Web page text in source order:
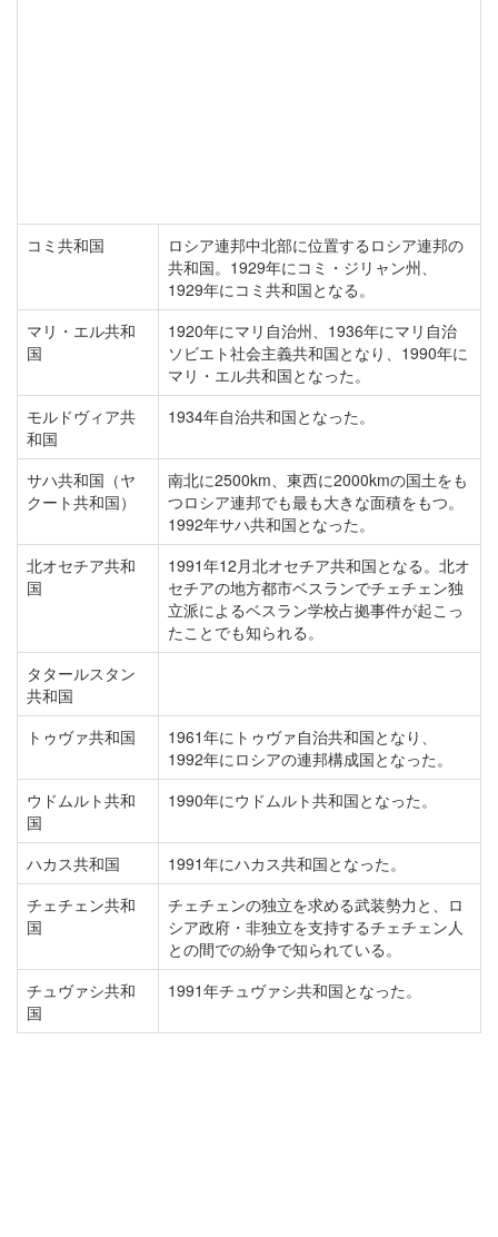
コミ共和国
ロシア連邦中北部に位置するロシア連邦の
共和国。1929年にコミ・ジリャン州、
1929年にコミ共和国となる。
マリ・エル共和
国
1920年にマリ自治州、1936年にマリ自治
ソビエト社会主義共和国となり、1990年に
マリ・エル共和国となった。
モルドヴィア共
和国
1934年自治共和国となった。
サハ共和国（ヤ
クート共和国）
南北に2500km、東西に2000kmの国土をも
つロシア連邦でも最も大きな面積をもつ。
1992年サハ共和国となった。
北オセチア共和
国
1991年12月北オセチア共和国となる。北オ
セチアの地方都市ベスランでチェチェン独
立派によるベスラン学校占拠事件が起こっ
たことでも知られる。
タタールスタン
共和国
トゥヴァ共和国
1961年にトゥヴァ自治共和国となり、
1992年にロシアの連邦構成国となった。
ウドムルト共和
国
1990年にウドムルト共和国となった。
ハカス共和国
1991年にハカス共和国となった。
チェチェン共和
国
チェチェンの独立を求める武装勢力と、ロ
シア政府・非独立を支持するチェチェン人
との間での紛争で知られている。
チュヴァシ共和
国
1991年チュヴァシ共和国となった。